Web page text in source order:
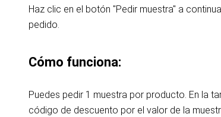
Haz clic en el botón "Pedir muestra" a
pedido.
Cómo funciona:
Puedes pedir 1 muestra por producto. En la
código de descuento por el valor de la